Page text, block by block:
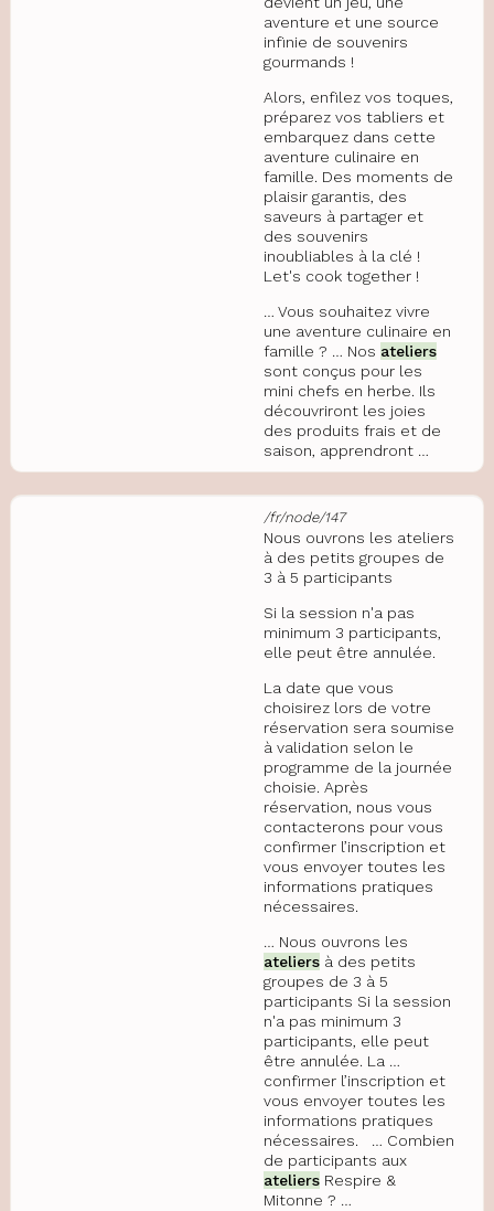
aventure et une source
infinie de souvenirs
gourmands !
Alors, enfilez vos toques,
préparez vos tabliers et
embarquez dans cette
aventure culinaire en
famille. Des moments de
plaisir garantis, des
saveurs à partager et
des souvenirs
inoubliables à la clé !
Let's cook together !
… Vous souhaitez vivre
une aventure culinaire en
famille ? … Nos ateliers
sont conçus pour les
mini chefs en herbe. Ils
découvriront les joies
des produits frais et de
saison, apprendront …
/fr/node/147
Nous ouvrons les ateliers
à des petits groupes de
3 à 5 participants
Si la session n'a pas
minimum 3 participants,
elle peut être annulée.
La date que vous
choisirez lors de votre
réservation sera soumise
à validation selon le
programme de la journée
choisie. Après
réservation, nous vous
contacterons pour vous
confirmer l’inscription et
vous envoyer toutes les
informations pratiques
nécessaires.
… Nous ouvrons les
ateliers à des petits
groupes de 3 à 5
participants Si la session
n'a pas minimum 3
participants, elle peut
être annulée. La …
confirmer l’inscription et
vous envoyer toutes les
informations pratiques
nécessaires. … Combien
de participants aux
ateliers Respire &
Mitonne ? …